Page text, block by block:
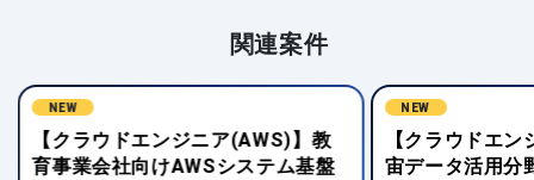
関連案件
NEW
【クラウドエンジニア(AWS)】教
育事業会社向けAWSシステム基盤
NEW
【クラウドエ
宙データ活用分